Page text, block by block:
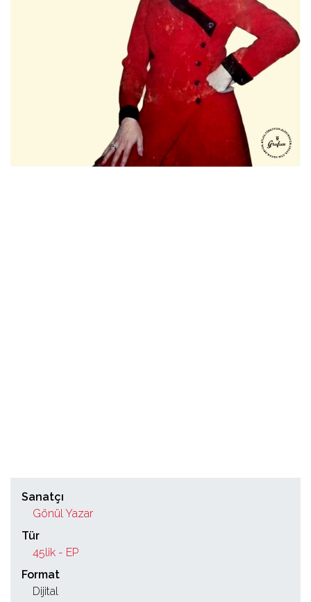
Sanatçı
Gönül Yazar
Tür
45lik - EP
Format
Dijital